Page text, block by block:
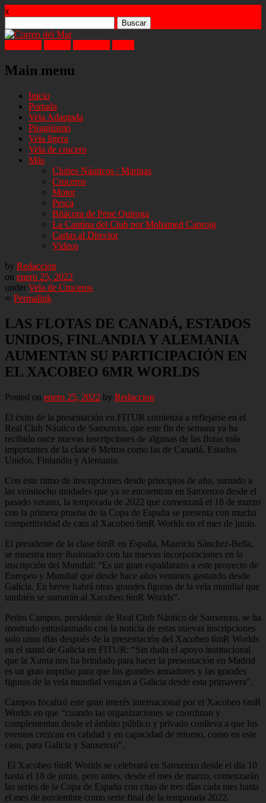
x
Main menu
Skip
content
Inicio
Portada
Vela Adaptada
Piragüismo
Vela ligera
Vela de crucero
Más
Clubes Náuticos / Marinas
Cruceros
Motor
Pesca
Bitácora de Pepe Quiroga
La Cantina del Club por Mohamed Caproig
Cartas al Director
Videos
by Redaccion
on enero 25, 2022
under Vela de Cruceros
∞ Permalink
LAS FLOTAS DE CANADÁ, ESTADOS
UNIDOS, FINLANDIA Y ALEMANIA
AUMENTAN SU PARTICIPACIÓN EN
EL XACOBEO 6MR WORLDS
Posted on enero 25, 2022 by Redaccion
El éxito de la presentación en FITUR comienza a reflejarse en el
Real Club Náutico de Sanxenxo, que este fin de semana ya ha
recibido once nuevas inscripciones de algunas de las flotas más
importantes de la clase 6 Metros como las de Canadá, Estados
Unidos, Finlandia y Alemania.
Con este ritmo de inscripciones desde principios de año, sumado a
las veintiocho unidades que ya se encuentran en Sanxenxo desde el
pasado verano, la temporada de 2022 que comenzará el 18 de marzo
con la primera prueba de la Copa de España se presenta con mucha
competitividad de cara al Xacobeo 6mR Worlds en el mes de junio.
El presidente de la clase 6mR en España, Mauricio Sánchez-Bella,
se muestra muy ilusionado con las nuevas incorporaciones en la
inscripción del Mundial: “Es un gran espaldarazo a este proyecto de
Europeo y Mundial que desde hace años venimos gestando desde
Galicia. En breve habrá otras grandes figuras de la vela mundial que
también se sumarán al Xacobeo 6mR Worlds”.
Pedro Campos, presidente de Real Club Náutico de Sanxenxo, se ha
mostrado entusiasmado con la noticia de estas nuevas inscripciones
solo unos días después de la presentación del Xacobeo 6mR Worlds
en el stand de Galicia en FITUR: “Sin duda el apoyo institucional
que la Xunta nos ha brindado para hacer la presentación en Madrid
es un gran impulso para que los grandes armadores y las grandes
figuras de la vela mundial vengan a Galicia desde esta primavera”.
Campos focalizó este gran interés internacional por el Xacobeo 6mR
Worlds en que “cuando las organizaciones se coordinan y
complementan desde el ámbito público y privado conlleva a que los
eventos crezcan en calidad y en capacidad de retorno, como en este
caso, para Galicia y Sanxenxo”.
El Xacobeo 6mR Worlds se celebrará en Sanxenxo desde el día 10
hasta el 18 de junio, pero antes, desde el mes de marzo, comenzarán
las series de la Copa de España con citas de tres días cada mes hasta
el mes de noviembre como serie final de la temporada 2022.